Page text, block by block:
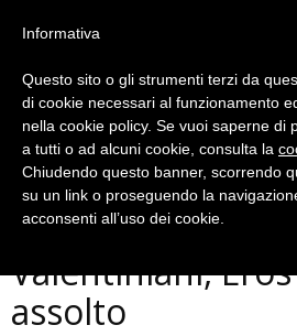
Politica
Terni, processo
Valentiniani,
assolto
Informativa
Questo sito o gli strumenti terzi da
di cookie necessari al funzionamento
nella cookie policy. Se vuoi saperne di
a tutti o ad alcuni cookie, consulta la
Chiudendo questo banner, scorrendo
su un link o proseguendo la
acconsenti all’uso dei cookie.